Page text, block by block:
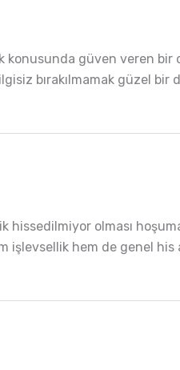
konusunda güven veren bir
bırakılmamak güzel bir
hissedilmiyor olması
hem de genel his